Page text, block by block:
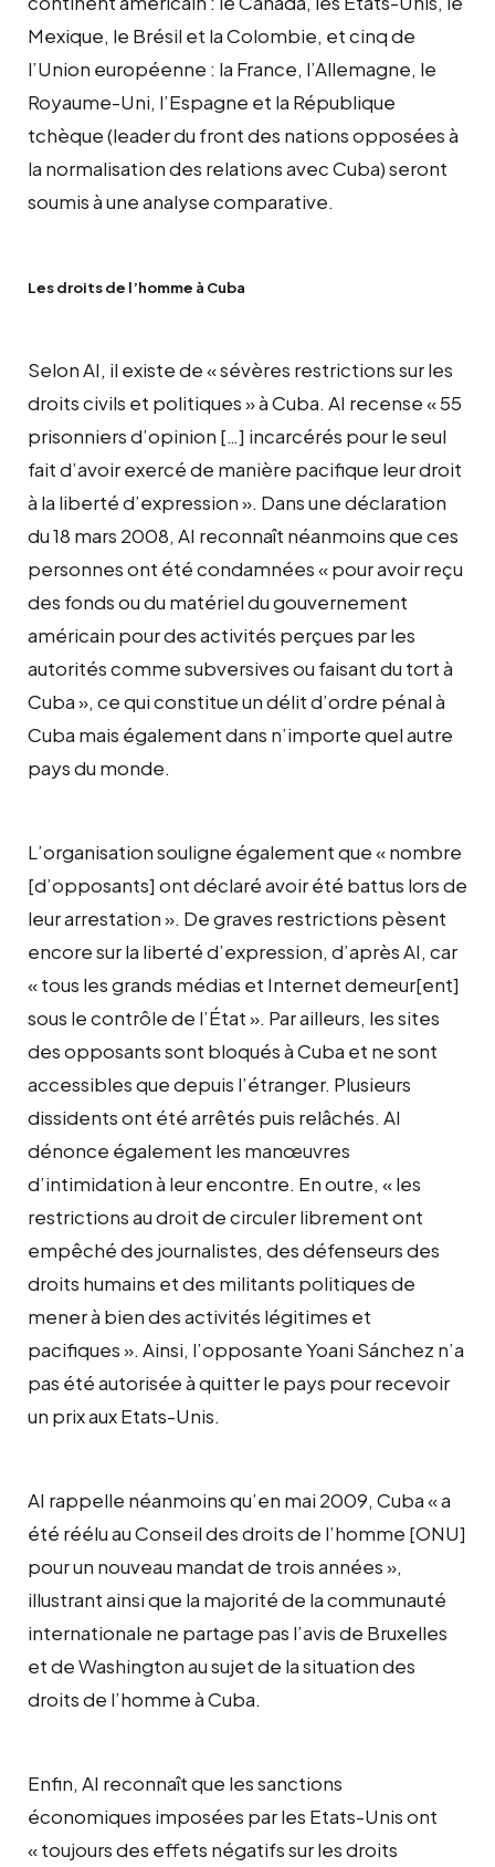
Mexique, le Brésil et la Colombie, et cinq de
l’Union européenne : la France, l’Allemagne, le
Royaume-Uni, l’Espagne et la République
tchèque (leader du front des nations opposées à
la normalisation des relations avec Cuba) seront
soumis à une analyse comparative.
Les droits de l’homme à Cuba
Selon AI, il existe de « sévères restrictions sur les
droits civils et politiques » à Cuba. AI recense « 55
prisonniers d’opinion […] incarcérés pour le seul
fait d’avoir exercé de manière pacifique leur droit
à la liberté d’expression ». Dans une déclaration
du 18 mars 2008, AI reconnaît néanmoins que ces
personnes ont été condamnées « pour avoir reçu
des fonds ou du matériel du gouvernement
américain pour des activités perçues par les
autorités comme subversives ou faisant du tort à
Cuba », ce qui constitue un délit d’ordre pénal à
Cuba mais également dans n’importe quel autre
pays du monde.
L’organisation souligne également que « nombre
[d’opposants] ont déclaré avoir été battus lors de
leur arrestation ». De graves restrictions pèsent
encore sur la liberté d’expression, d’après AI, car
« tous les grands médias et Internet demeur[ent]
sous le contrôle de l’État ». Par ailleurs, les sites
des opposants sont bloqués à Cuba et ne sont
accessibles que depuis l’étranger. Plusieurs
dissidents ont été arrêtés puis relâchés. AI
dénonce également les manœuvres
d’intimidation à leur encontre. En outre, « les
restrictions au droit de circuler librement ont
empêché des journalistes, des défenseurs des
droits humains et des militants politiques de
mener à bien des activités légitimes et
pacifiques ». Ainsi, l’opposante Yoani Sánchez n’a
pas été autorisée à quitter le pays pour recevoir
un prix aux Etats-Unis.
AI rappelle néanmoins qu’en mai 2009, Cuba « a
été réélu au Conseil des droits de l’homme [ONU]
pour un nouveau mandat de trois années »,
illustrant ainsi que la majorité de la communauté
internationale ne partage pas l’avis de Bruxelles
et de Washington au sujet de la situation des
droits de l’homme à Cuba.
Enfin, AI reconnaît que les sanctions
économiques imposées par les Etats-Unis ont
« toujours des effets négatifs sur les droits